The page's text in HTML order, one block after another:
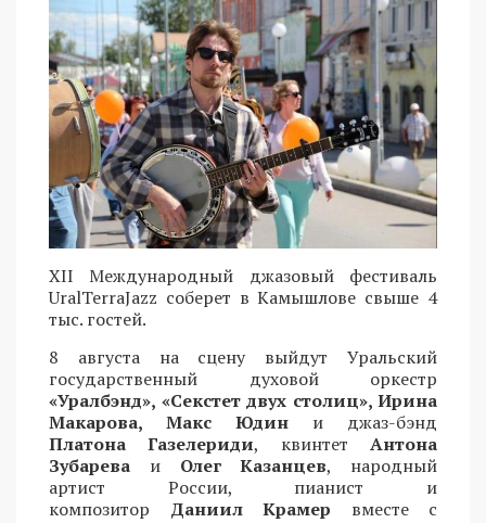
XII Международный джазовый фестиваль
UralTerraJazz соберет в Камышлове свыше 4
тыс. гостей.
8 августа на сцену выйдут Уральский
государственный духовой оркестр
«Уралбэнд», «Секстет двух столиц», Ирина
Макарова, Макс Юдин и джаз-бэнд
Платона Газелериди, квинтетАнтона
Зубарева и Олег Казанцев, народный
артист России, пианист и
композитор Даниил Крамер вместе с